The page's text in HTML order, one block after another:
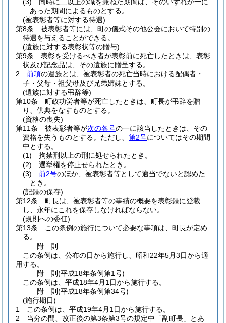
あった期間によるものとする。
(被表彰者等に対する待遇)
第8条
被表彰者等には、町の儀式その他公会において特別の
待遇を与えることができる。
(遺族に対する表彰状等の贈与)
第9条
表彰を受けるべき者が表彰前に死亡したときは、表彰
状及び記念品は、その遺族に贈呈する。
2
前項の遺族とは、被表彰者の死亡当時における配偶者・
子・父母・祖父母及び兄弟姉妹とする。
(遺族に対する弔辞等)
第10条
町政功労者等が死亡したときは、町長が弔辞を贈
り、供典をなすものとする。
(資格の喪失)
第11条
被表彰者等が次の各号の一に該当したときは、その
資格を失うものとする。 ただし、 第2号についてはその期間
中とする。
(1)
拘禁刑以上の刑に処せられたとき。
(2)
選挙権を停止せられたとき。
(3)
前2号のほか、被表彰者等として適当でないと認めた
とき。
(記録の保存)
第12条
町長は、被表彰者等の事績の概要を表彰録に登載
し、永年にこれを保存しなければならない。
(規則への委任)
第13条
この条例の施行について必要な事項は、町長が定め
る。
附 則
この条例は、公布の日から施行し、昭和22年5月3日から適
用する。
附 則(平成18年条例第1号)
この条例は、平成18年4月1日から施行する。
附 則(平成18年条例第34号)
(施行期日)
1
この条例は、平成19年4月1日から施行する。
2
当分の間、改正後の第3条第3号の規定中「副町長」とあ